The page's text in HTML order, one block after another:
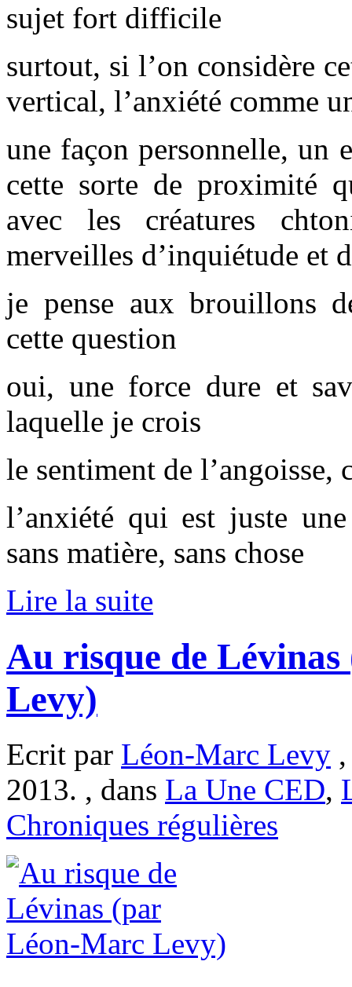
sujet fort difficile
surtout, si l’on considère
vertical, l’anxiété comme
une façon personnelle, un
cette sorte de proximité
avec les créatures
merveilles d’inquiétude et
je pense aux brouillons
cette question
oui, une force dure et
laquelle je crois
le sentiment de l’angoisse,
l’anxiété qui est juste
sans matière, sans chose
Lire la suite
Au risque de
Levy)
Ecrit par Léon-Marc Levy
2013. , dans La Une CED,
Chroniques régulières